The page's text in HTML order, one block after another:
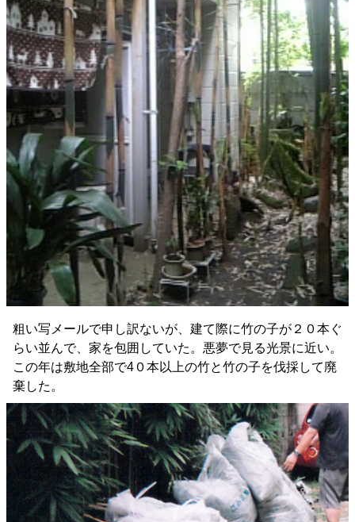
粗い写メールで申し訳ないが、建て際に竹の子が２０本ぐ
らい並んで、家を包囲していた。悪夢で見る光景に近い。
この年は敷地全部で4０本以上の竹と竹の子を伐採して廃
棄した。